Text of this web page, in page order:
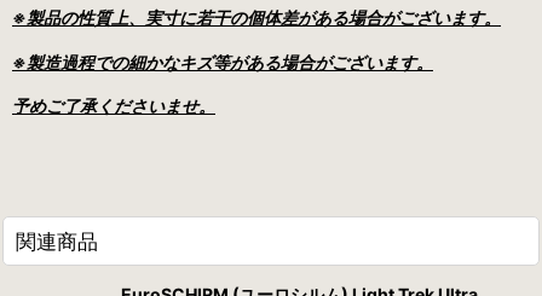
※製品の性質上、実寸に若干の個体差がある場合がございます。
※製造過程での細かなキズ等がある場合がございます。
予めご了承くださいませ。
関連商品